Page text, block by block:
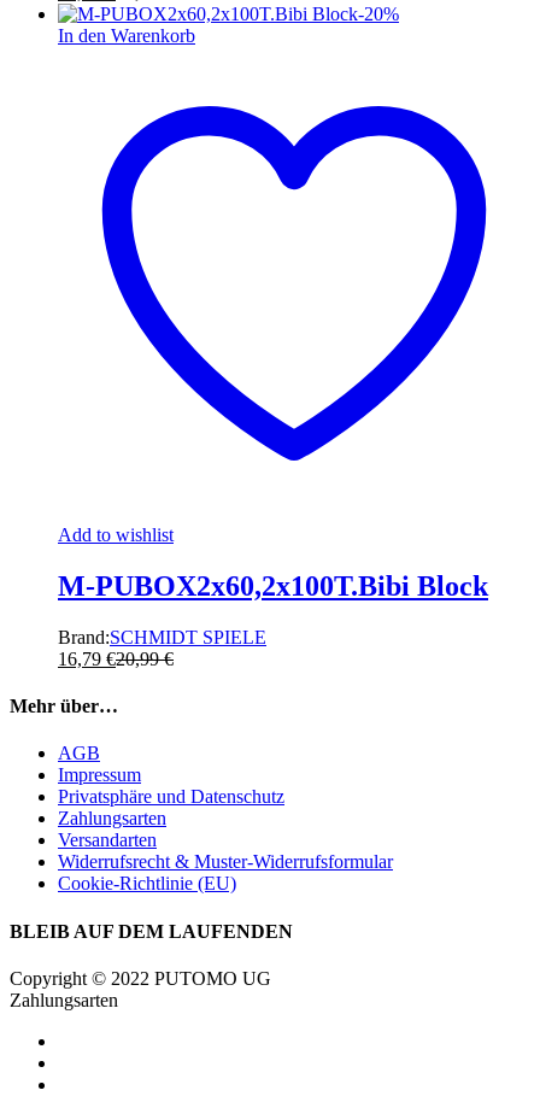
-20%
In den Warenkorb
Add to wishlist
M-PUBOX2x60,2x100T.Bibi Block
Brand:SCHMIDT SPIELE
16,79 €20,99€
Mehr über…
AGB
Impressum
Privatsphäre und Datenschutz
Zahlungsarten
Versandarten
Widerrufsrecht & Muster-Widerrufsformular
Cookie-Richtlinie (EU)
BLEIB AUF DEM LAUFENDEN
Copyright © 2022 PUTOMO UG
Zahlungsarten